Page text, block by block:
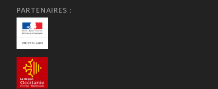
PARTENAIRES :